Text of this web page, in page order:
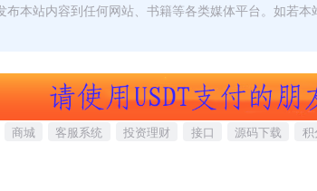
布本站内容到任何网站、书籍等各类媒体平台。如若
商城 客服系统 投资理财 接口 源码下载 积